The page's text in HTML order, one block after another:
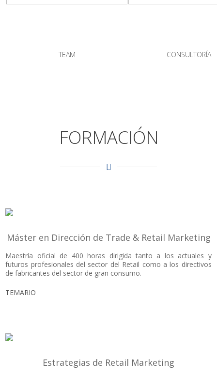
TEAM CONSULTORÍA
FORMACIÓN
Máster en Dirección de Trade & Retail Marketing
Maestría oficial de 400 horas dirigida tanto a los actuales y
futuros profesionales del sector del Retail como a los directivos
de fabricantes del sector de gran consumo.
TEMARIO
Estrategias de Retail Marketing